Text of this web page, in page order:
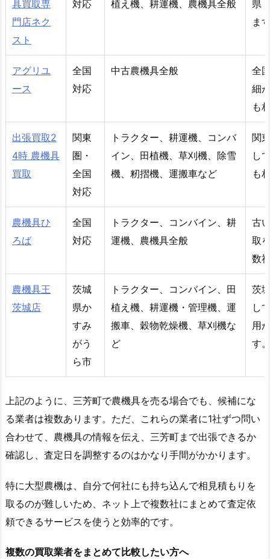
具買取専
門店ネク
スト
対応
植え機、耕運機、農機具全般
県
ま
アグリユ
ース
全国
対応
中古農機具全般
全
細
も
出張買取2
4時 農機具
買取
関東
圏・
全国
対応
トラクター、耕運機、コンバ
イン、田植機、草刈機、除雪
機、籾摺機、運搬車など
関
し
も
農機具ひ
ろば
全国
対応
トラクター、コンバイン、耕
運機、農機具全般
古
取
数
農機具王
茨城店
茨城
県か
すみ
がう
ら市
トラクター、コンバイン、田
植え機、耕運機・管理機、運
搬車、穀物乾燥機、草刈機な
ど
茨
し
用
す
上記のように、三芳町で農機具を売る場合でも、候補にな
る業者は複数あります。ただ、これらの業者に1社ずつ問い
合わせて、農機具の情報を伝え、三芳町まで出張できるか
確認し、査定日を調整するのはかなり手間がかかります。
特に大型農機は、自分で何社にも持ち込んで相見積もりを
取るのが難しいため、ネット上で複数社にまとめて査定依
頼できるサービスを使うと効率的です。
複数の買取業者をまとめて比較したい方へ